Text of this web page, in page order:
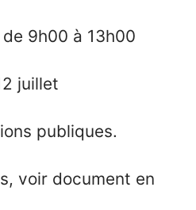
9h00 à 13h00
juillet
publiques.
voir document en